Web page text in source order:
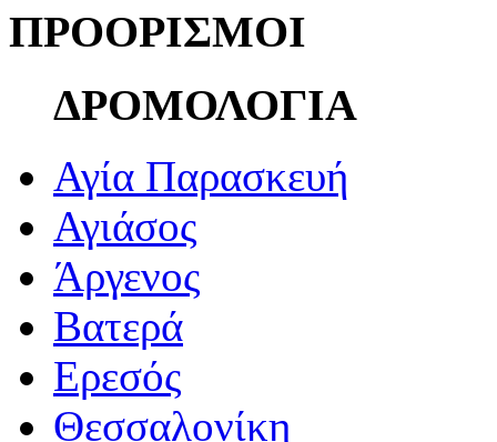
ΠΡΟΟΡΙΣΜΟΙ
ΔΡΟΜΟΛΟΓΙΑ
Αγία Παρασκευή
Αγιάσος
Άργενος
Βατερά
Ερεσός
Θεσσαλονίκη